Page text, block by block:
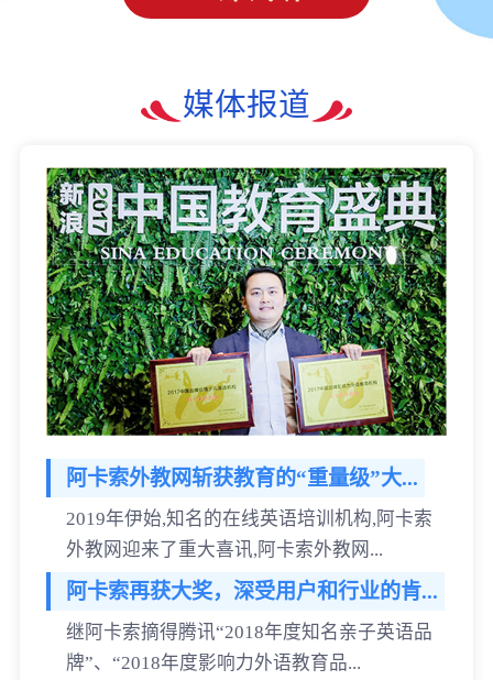
媒体报道
阿卡索外教网斩获教育的“重量级”大...
2019年伊始,知名的在线英语培训机构,阿卡索
外教网迎来了重大喜讯,阿卡索外教网...
阿卡索再获大奖，深受用户和行业的肯...
继阿卡索摘得腾讯“2018年度知名亲子英语品
牌”、“2018年度影响力外语教育品...